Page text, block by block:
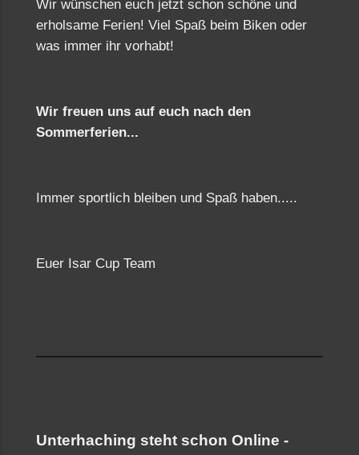
Wir wünschen euch jetzt schon schöne und
erholsame Ferien! Viel Spaß beim Biken oder
was immer ihr vorhabt!
Wir freuen uns auf euch nach den
Sommerferien...
Immer sportlich bleiben und Spaß haben.....
Euer Isar Cup Team
Unterhaching steht schon Online -